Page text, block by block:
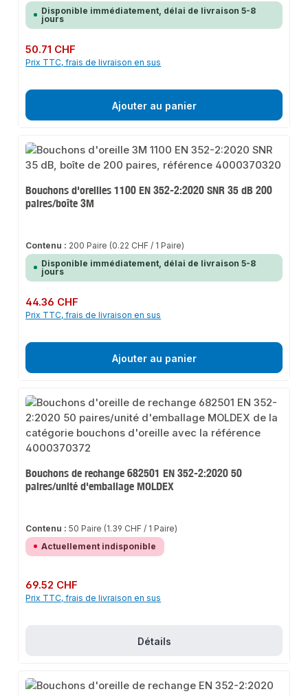
Disponible immédiatement, délai de livraison 5-8
jours
Prix régulier :
50.71 CHF
Prix TTC, frais de livraison en sus
Ajouter au panier
Bouchons d'oreilles 1100 EN 352-2:2020 SNR 35 dB 200
paires/boîte 3M
Contenu : 200 Paire (0.22 CHF / 1 Paire)
Disponible immédiatement, délai de livraison 5-8
jours
Prix régulier :
44.36 CHF
Prix TTC, frais de livraison en sus
Ajouter au panier
Bouchons de rechange 682501 EN 352-2:2020 50
paires/unité d'emballage MOLDEX
Contenu :50 Paire (1.39 CHF / 1 Paire)
Actuellement indisponible
Prix régulier :
69.52 CHF
Prix TTC, frais de livraison en sus
Détails